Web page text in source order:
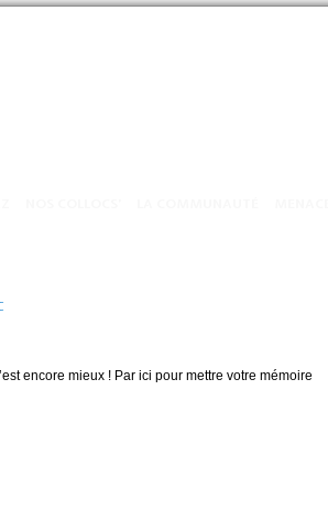
encore mieux ! Par ici pour mettre votre mémoire